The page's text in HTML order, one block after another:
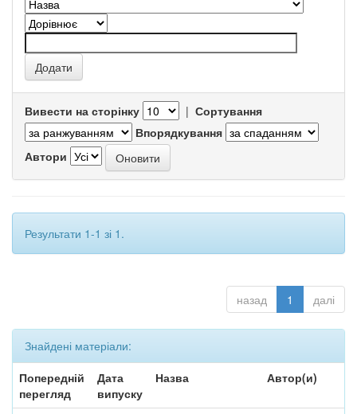
Вивести на сторінку | Сортування
Впорядкування
Автори
Результати 1-1 зі 1.
назад 1 далі
Знайдені матеріали:
Попередній
перегляд
Дата
випуску
Назва Автор(и)